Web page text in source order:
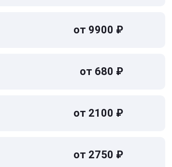
от 9900 ₽
от 680 ₽
от 2100 ₽
от 2750 ₽